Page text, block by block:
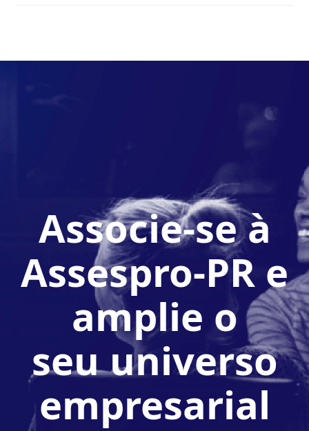
Associe-se à
Assespro-PR e
amplie o
seu universo
empresarial